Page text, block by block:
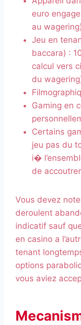
euro
au
Jeu en
baccara) :
calcul vers
du
Gaming en
Certains
jeu pas du
i�
de
Vous devez
deroulent
indicatif sauf
en casino a
tenant
options
vous aviez